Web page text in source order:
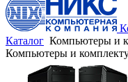
Каталог Компьютеры и
Компьютеры и